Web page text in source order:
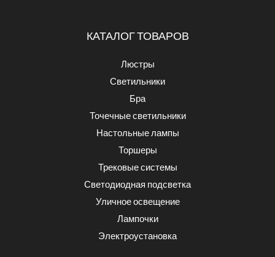
КАТАЛОГ ТОВАРОВ
Люстры
Светильники
Бра
Точечные светильники
Настольные лампы
Торшеры
Трековые системы
Светодиодная подсветка
Уличное освещение
Лампочки
Электроустановка